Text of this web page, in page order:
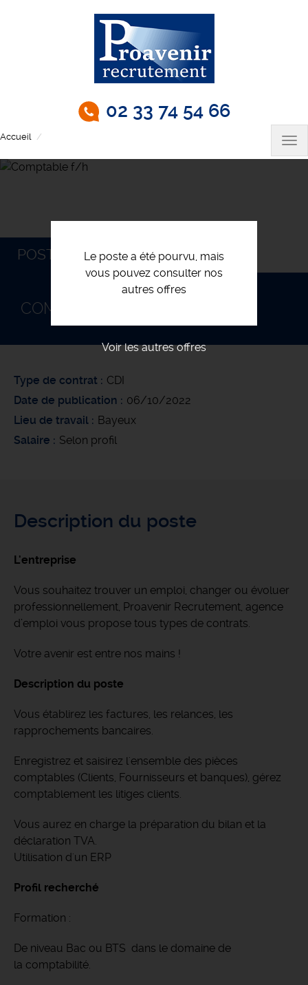
02 33 74 54 66
Accueil
Le poste a été pourvu, mais
vous pouvez consulter nos
autres offres
Voir les autres offres
POSTULEZ
COMPTABLE F/H
Type de contrat
CDI
Date de publication
06/10/2022
Lieu de travail
Bayeux
Salaire
Selon profil
Description du poste
L'entreprise
Vous souhaitez trouver un emploi, changer ou évoluer
professionnellement, Proavenir Recrutement, agence
d’emploi vous propose tous types de contrats.
Votre avenir est entre nos mains !
Description du poste
Vous établirez les factures, les relances, les
rapprochements bancaires.
Enregistrez et saisirez l'ensemble des pièces
comptables (Clients, Fournisseurs et banques), gérez
comptablement les litiges clients.
Vous aurez en charge la préparation du bilan et la
déclaration TVA.
Utilisation d'un ERP
Profil recherché
Formation :
De niveau Bac ou BTS dans le domaine de
la comptabilité.